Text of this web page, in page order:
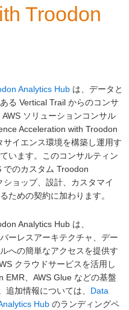
Troodon
Analytics Hub は、データと
る Vertical Trail からのコンサ
ソリューションコンサル
Acceleration with Troodon
イエンス環境を構築し運用す
います。このコンサルティン
でのカスタム Troodon
ョップ、設計、カスタマイ
ための契約に加わります。
Analytics Hub は、
ーレスアーキテクチャ、デー
への簡単なアクセスを提供す
クラウドサービスを活用し
EMR、AWS Glue などの基盤
追加情報については、 Data
Hub のランディングペ